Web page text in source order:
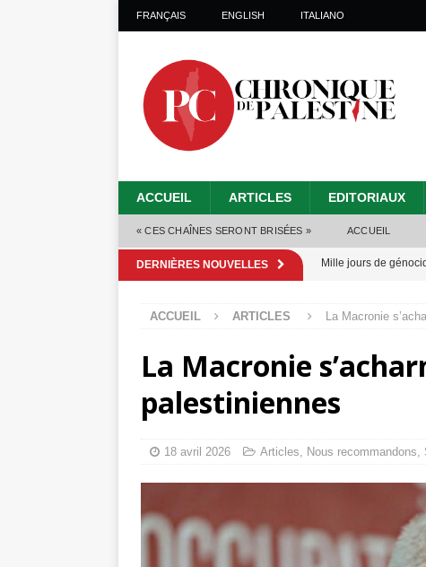
FRANÇAIS ENGLISH ITALIANO
ACCUEIL ARTICLES EDITORIAUX
« CES CHAÎNES SERONT BRISÉES » ACCUEIL
DERNIÈRES NOUVELLES Mille jours de
Alors que Trump
tueries [ 4 août 2026 ]
toxiques
Capituler ou mourir
ACCUEIL ARTICLES La Macronie
La Macronie
palestiniennes
18 avril 2026 Articles, Nous recommandons,